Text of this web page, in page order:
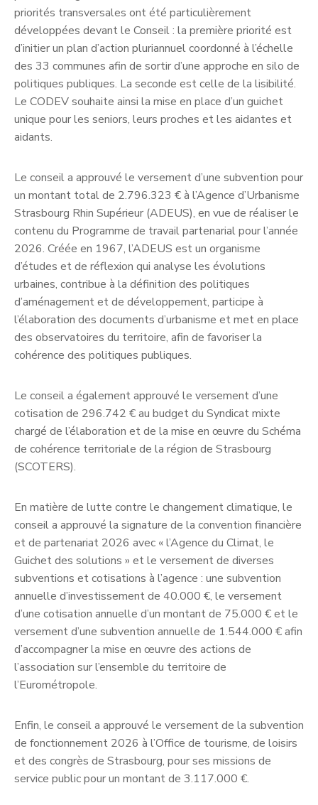
priorités transversales ont été particulièrement
développées devant le Conseil : la première priorité est
d’initier un plan d’action pluriannuel coordonné à l’échelle
des 33 communes afin de sortir d’une approche en silo de
politiques publiques. La seconde est celle de la lisibilité.
Le CODEV souhaite ainsi la mise en place d’un guichet
unique pour les seniors, leurs proches et les aidantes et
aidants.
Le conseil a approuvé le versement d’une subvention pour
un montant total de 2.796.323 € à l’Agence d’Urbanisme
Strasbourg Rhin Supérieur (ADEUS), en vue de réaliser le
contenu du Programme de travail partenarial pour l’année
2026. Créée en 1967, l’ADEUS est un organisme
d’études et de réflexion qui analyse les évolutions
urbaines, contribue à la définition des politiques
d’aménagement et de développement, participe à
l’élaboration des documents d’urbanisme et met en place
des observatoires du territoire, afin de favoriser la
cohérence des politiques publiques.
Le conseil a également approuvé le versement d’une
cotisation de 296.742 € au budget du Syndicat mixte
chargé de l’élaboration et de la mise en œuvre du Schéma
de cohérence territoriale de la région de Strasbourg
(SCOTERS).
En matière de lutte contre le changement climatique, le
conseil a approuvé la signature de la convention financière
et de partenariat 2026 avec « l’Agence du Climat, le
Guichet des solutions » et le versement de diverses
subventions et cotisations à l’agence : une subvention
annuelle d’investissement de 40.000 €, le versement
d’une cotisation annuelle d’un montant de 75.000 € et le
versement d’une subvention annuelle de 1.544.000 € afin
d’accompagner la mise en œuvre des actions de
l’association sur l’ensemble du territoire de
l’Eurométropole.
Enfin, le conseil a approuvé le versement de la subvention
de fonctionnement 2026 à l’Office de tourisme, de loisirs
et des congrès de Strasbourg, pour ses missions de
service public pour un montant de 3.117.000 €.